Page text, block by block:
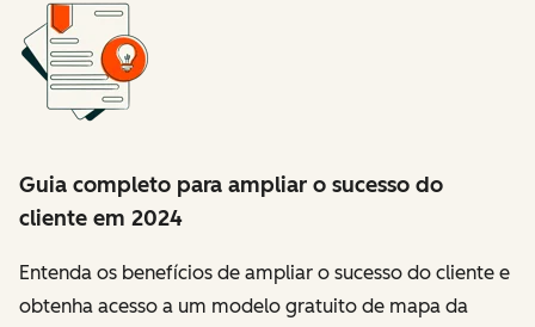
Guia completo para ampliar o sucesso do
cliente em 2024
Entenda os benefícios de ampliar o sucesso do cliente e
obtenha acesso a um modelo gratuito de mapa da